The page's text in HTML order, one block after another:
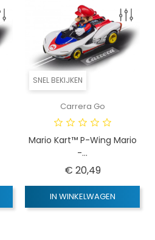
SNEL BEKIJKEN
Carrera Go
Mario Kart™ P-Wing Mario
-...
€ 20,49Prijs
IN WINKELWAGEN